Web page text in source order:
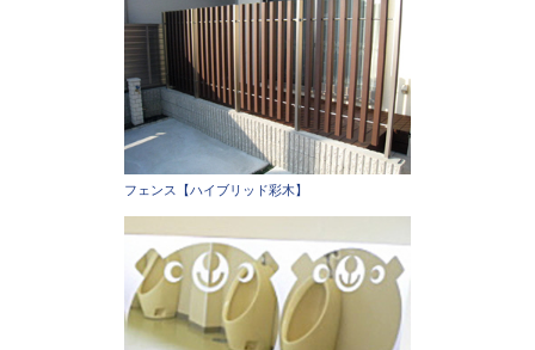
フェンス【ハイブリッド彩木】